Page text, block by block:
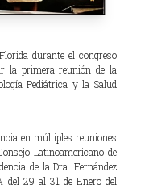
durante el congreso
la primera reunión de la
Pediátrica y la Salud
en múltiples reuniones
Latinoamericano de
de la Dra. Fernández
del 29 al 31 de Enero del